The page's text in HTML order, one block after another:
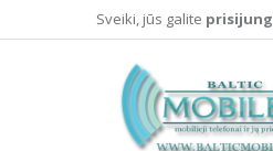
Sveiki, jūs galite